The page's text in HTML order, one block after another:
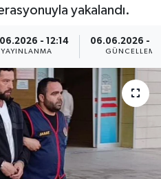
yakalandı.
- 12:14
YAYINLANMA
06.06.2026 -
GÜNCELLEME